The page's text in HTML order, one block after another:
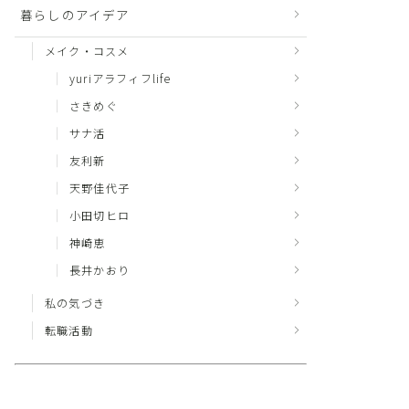
暮らしのアイデア
メイク・コスメ
yuriアラフィフlife
さきめぐ
サナ活
友利新
天野佳代子
小田切ヒロ
神崎恵
長井かおり
私の気づき
転職活動